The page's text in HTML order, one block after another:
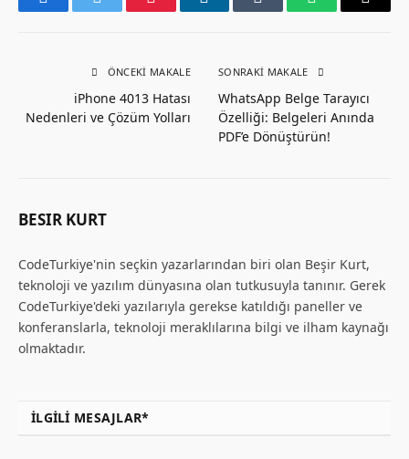
FacebookTwitter PinterestLinkedInTumblr WhatsAppEmail
ÖNCEKI MAKALE
iPhone 4013 Hatası
Nedenleri ve Çözüm Yolları
SONRAKI MAKALE
WhatsApp Belge Tarayıcı
Özelliği: Belgeleri Anında
PDF’e Dönüştürün!
BESIR KURT
CodeTurkiye'nin seçkin yazarlarından biri olan Beşir Kurt,
teknoloji ve yazılım dünyasına olan tutkusuyla tanınır. Gerek
CodeTurkiye'deki yazılarıyla gerekse katıldığı paneller ve
konferanslarla, teknoloji meraklılarına bilgi ve ilham kaynağı
olmaktadır.
İLGILI MESAJLAR*